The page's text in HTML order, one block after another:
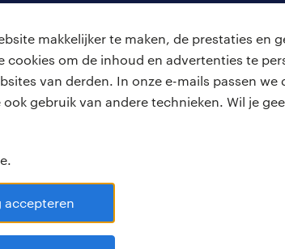
makkelijker te maken, de prestaties en
om de inhoud en advertenties te
van derden. In onze e-mails passen we
gebruik van andere technieken. Wil je
accepteren